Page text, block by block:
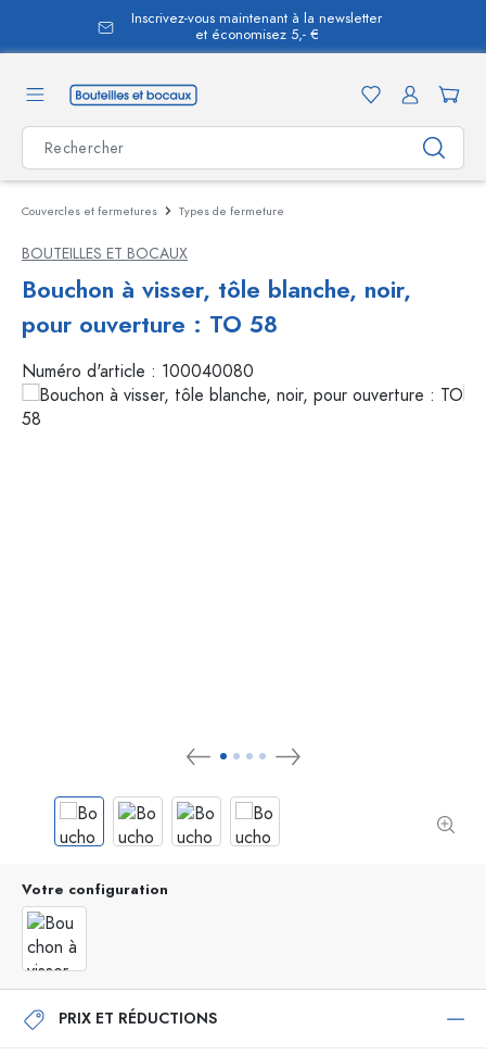
principal
Inscrivez-vous maintenant à la newsletter
et économisez 5,- €
Couvercles et fermetures Types de fermeture
BOUTEILLES ET BOCAUX
Bouchon à visser, tôle blanche, noir,
pour ouverture : TO 58
Numéro d'article : 100040080
Votre configuration
PRIX ET RÉDUCTIONS